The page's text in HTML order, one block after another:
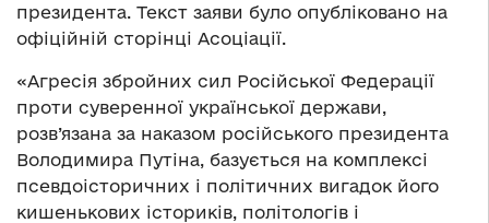
президента. Текст заяви було опубліковано на
офіційній сторінці Асоціації.
«Агресія збройних сил Російської Федерації
проти суверенної української держави,
розв’язана за наказом російського президента
Володимира Путіна, базується на комплексі
псевдоісторичних і політичних вигадок його
кишенькових істориків, політологів і